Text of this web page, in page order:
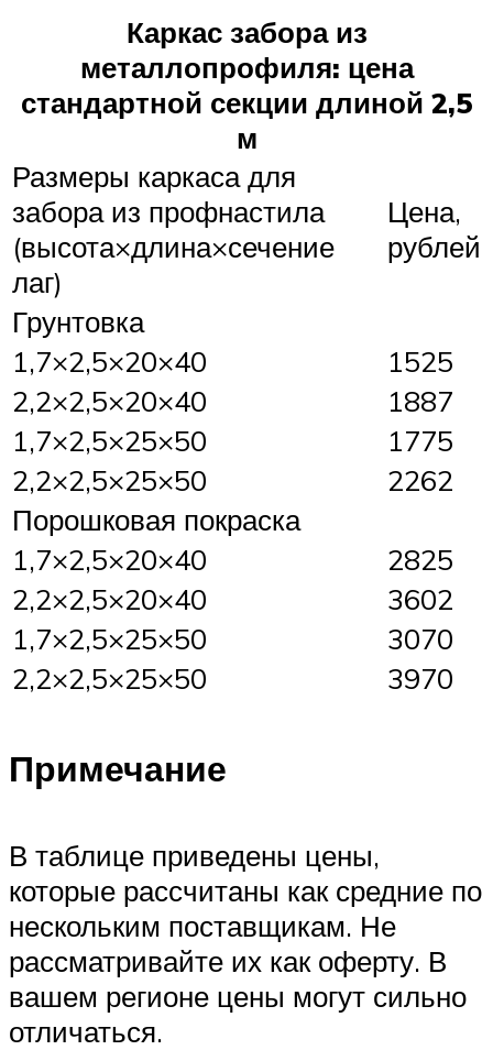
Каркас забора из
металлопрофиля: цена
стандартной секции длиной 2,5
м
Размеры каркаса для
забора из профнастила
(высота×длина×сечение
лаг)
Цена,
рублей
Грунтовка
1,7×2,5×20×40
1525
2,2×2,5×20×40
1887
1,7×2,5×25×50
1775
2,2×2,5×25×50
2262
Порошковая покраска
1,7×2,5×20×40
2825
2,2×2,5×20×40
3602
1,7×2,5×25×50
3070
2,2×2,5×25×50
3970
Примечание
В таблице приведены цены,
которые рассчитаны как средние по
нескольким поставщикам. Не
рассматривайте их как оферту. В
вашем регионе цены могут сильно
отличаться.